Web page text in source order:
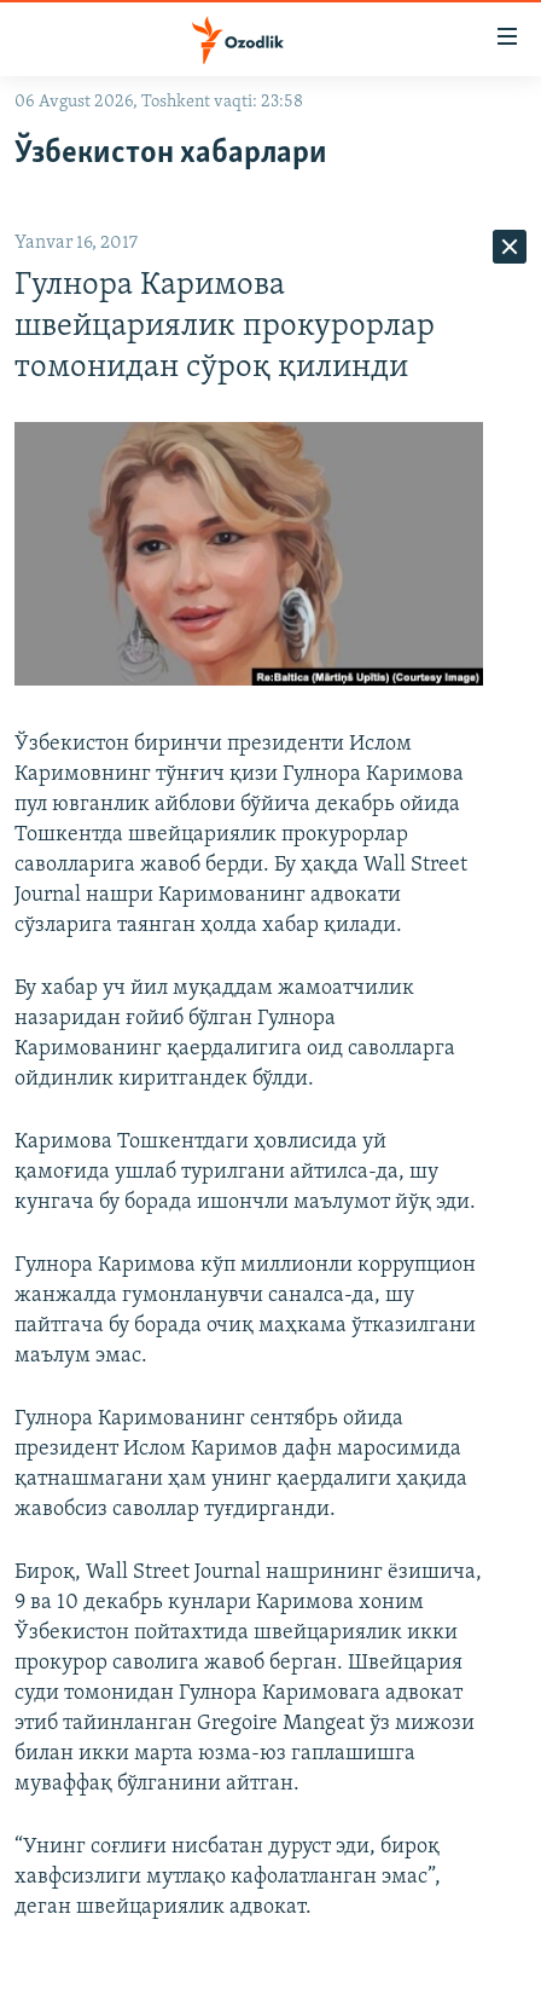
Асосий
Қидиришга
ўтинг
OZODLIK SURISHTIRUVLARI
На русском
ИЖТИМОИЙ ТАРМОҚЛАР
Озодлик бошқа тилларда
06 Avgust 2026, Toshkent vaqti: 23:58
Ўзбекистон хабарлари
Yanvar 16, 2017
Гулнора Каримова
швейцариялик прокурорлар
томонидан сўроқ қилинди
Ўзбекистон биринчи президенти Ислом
Каримовнинг тўнғич қизи Гулнора Каримова
пул ювганлик айблови бўйича декабрь ойида
Тошкентда швейцариялик прокурорлар
саволларига жавоб берди. Бу ҳақда Wall Street
Journal нашри Каримованинг адвокати
сўзларига таянган ҳолда хабар қилади.
Бу хабар уч йил муқаддам жамоатчилик
назаридан ғойиб бўлган Гулнора
Каримованинг қаердалигига оид саволларга
ойдинлик киритгандек бўлди.
Каримова Тошкентдаги ҳовлисида уй
қамоғида ушлаб турилгани айтилса-да, шу
кунгача бу борада ишончли маълумот йўқ эди.
Гулнора Каримова кўп миллионли коррупцион
жанжалда гумонланувчи саналса-да, шу
пайтгача бу борада очиқ маҳкама ўтказилгани
маълум эмас.
Гулнора Каримованинг сентябрь ойида
президент Ислом Каримов дафн маросимида
қатнашмагани ҳам унинг қаердалиги ҳақида
жавобсиз саволлар туғдирганди.
Бироқ, Wall Street Journal нашрининг ёзишича,
9 ва 10 декабрь кунлари Каримова хоним
Ўзбекистон пойтахтида швейцариялик икки
прокурор саволига жавоб берган. Швейцария
суди томонидан Гулнора Каримовага адвокат
этиб тайинланган Gregoire Mangeat ўз мижози
билан икки марта юзма-юз гаплашишга
муваффақ бўлганини айтган.
“Унинг соғлиғи нисбатан дуруст эди, бироқ
хавфсизлиги мутлақо кафолатланган эмас”,
деган швейцариялик адвокат.